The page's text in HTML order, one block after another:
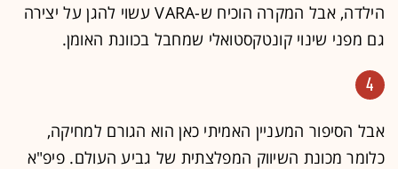
הילדה, אבל המקרה הוכיח ש-VARA עשוי להגן על יצירה
גם מפני שינוי קונטקסטואלי שמחבל בכוונת האומן.
4
אבל הסיפור המעניין האמיתי כאן הוא הגורם למחיקה,
כלומר מכונת השיווק המפלצתית של גביע העולם. פיפ"א